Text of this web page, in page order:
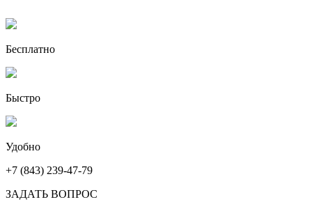
Бесплатно
Быстро
Удобно
+7 (843) 239-47-79
ЗАДАТЬ ВОПРОС